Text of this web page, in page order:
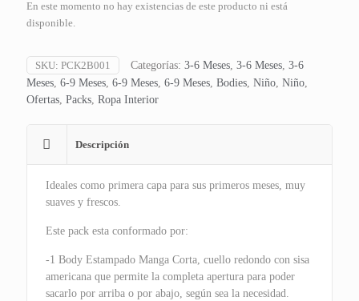
En este momento no hay existencias de este producto ni está
disponible.
SKU: PCK2B001 Categorías: 3-6 Meses, 3-6 Meses, 3-6
Meses, 6-9 Meses, 6-9 Meses, 6-9 Meses, Bodies, Niño, Niño,
Ofertas, Packs, Ropa Interior
Descripción
Ideales como primera capa para sus primeros meses, muy
suaves y frescos.
Este pack esta conformado por:
-1 Body Estampado Manga Corta, cuello redondo con sisa
americana que permite la completa apertura para poder
sacarlo por arriba o por abajo, según sea la necesidad.